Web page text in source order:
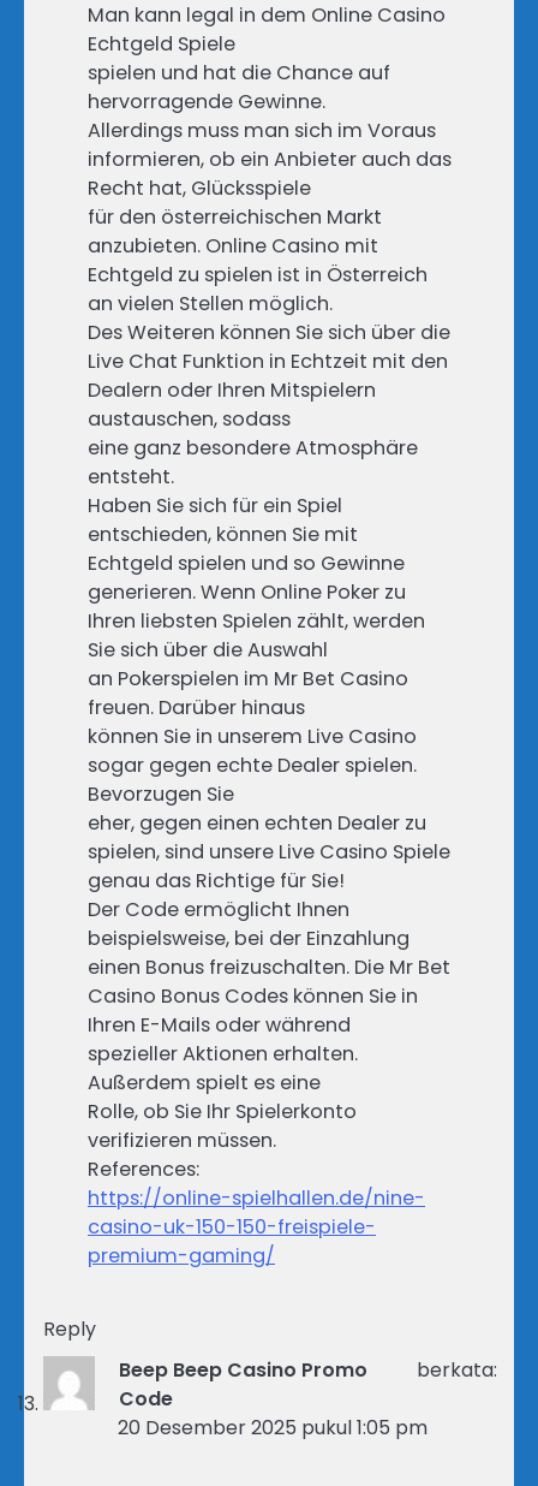
Man kann legal in dem Online Casino
Echtgeld Spiele
spielen und hat die Chance auf
hervorragende Gewinne.
Allerdings muss man sich im Voraus
informieren, ob ein Anbieter auch das
Recht hat, Glücksspiele
für den österreichischen Markt
anzubieten. Online Casino mit
Echtgeld zu spielen ist in Österreich
an vielen Stellen möglich.
Des Weiteren können Sie sich über die
Live Chat Funktion in Echtzeit mit den
Dealern oder Ihren Mitspielern
austauschen, sodass
eine ganz besondere Atmosphäre
entsteht.
Haben Sie sich für ein Spiel
entschieden, können Sie mit
Echtgeld spielen und so Gewinne
generieren. Wenn Online Poker zu
Ihren liebsten Spielen zählt, werden
Sie sich über die Auswahl
an Pokerspielen im Mr Bet Casino
freuen. Darüber hinaus
können Sie in unserem Live Casino
sogar gegen echte Dealer spielen.
Bevorzugen Sie
eher, gegen einen echten Dealer zu
spielen, sind unsere Live Casino Spiele
genau das Richtige für Sie!
Der Code ermöglicht Ihnen
beispielsweise, bei der Einzahlung
einen Bonus freizuschalten. Die Mr Bet
Casino Bonus Codes können Sie in
Ihren E-Mails oder während
spezieller Aktionen erhalten.
Außerdem spielt es eine
Rolle, ob Sie Ihr Spielerkonto
verifizieren müssen.
References:
https://online-spielhallen.de/nine-
casino-uk-150-150-freispiele-
premium-gaming/
Reply
Beep Beep Casino Promo
Code
berkata:
20 Desember 2025 pukul 1:05 pm